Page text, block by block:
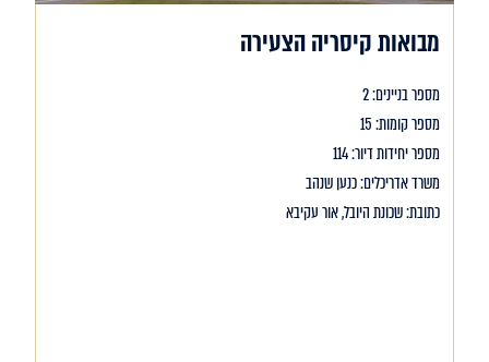
מבואות קיסריה הצעירה
מספר בניינים: 2
מספר קומות: 15
מספר יחידות דיור: 114
משרד אדריכלים: כנען שנהב
כתובת: שכונת היובל, אור עקיבא